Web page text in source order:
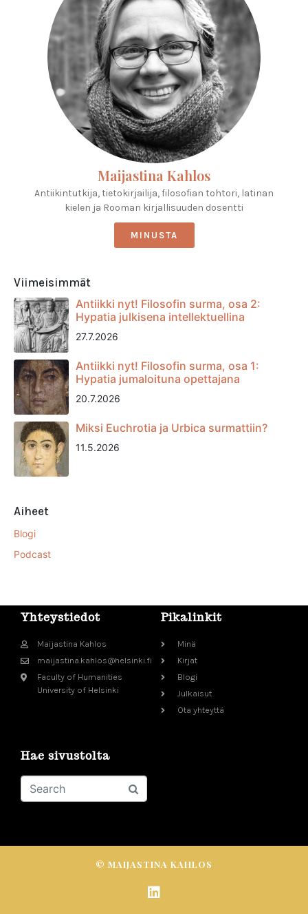
Maijastina Kahlos
Antiikintutkija, tietokirjailija, filosofian tohtori, latinan
kielen ja Rooman kirjallisuuden dosentti
MINUSTA
Viimeisimmät
Antiikki nyt! Filosofin surma, osa 2:
Hypatia julkisena intellektuellina
27.7.2026
Antiikki nyt! Filosofin surma, osa 1:
Hypatia jumaloituna opettajana
20.7.2026
Miksi Euchrotia ja Urbica surmattiin?
11.5.2026
Aiheet
Blogi
Podcast
Yhteystiedot
Maijastina Kahlos
maijastina.kahlos@helsinki.fi
Faculty of Humanities
University of Helsinki
Pikalinkit
Minä
Kirjat
Blogi
Julkaisut
Ota yhteyttä
Hae sivustolta
© MAIJASTINA KAHLOS